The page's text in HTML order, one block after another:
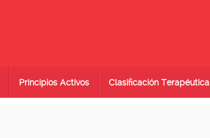
Principios Activos Clasificación Terapéutica